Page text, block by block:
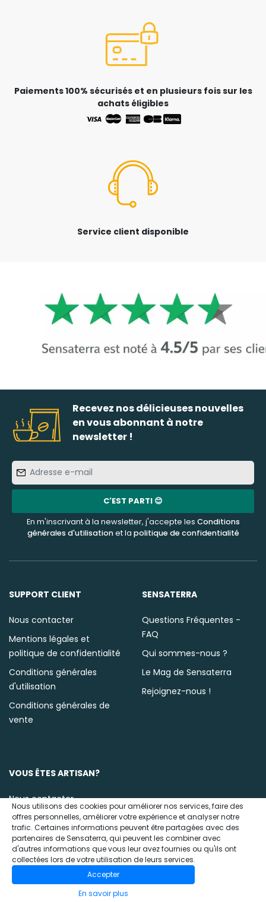
AJOUTER À MON PANIER DES DÉLICES
Paiements 100% sécurisés et en plusieurs fois sur les
achats éligibles
Service client disponible
Recevez nos délicieuses nouvelles
en vous abonnant à notre
newsletter !
e-
mail
C'EST PARTI 😊
En m'inscrivant à la newsletter, j'accepte les Conditions
générales d'utilisationet la politique de confidentialité
SUPPORT CLIENT
Nous contacter
Mentions légales et
politique de confidentialité
Conditions générales
d'utilisation
Conditions générales de
vente
SENSATERRA
Questions Fréquentes -
FAQ
Qui sommes-nous ?
Le Mag de Sensaterra
Rejoignez-nous !
VOUS ÊTES ARTISAN?
Nous contacter
© 2020 Sensaterra
Nous utilisons des cookies pour améliorer nos services, faire des
offres personnelles, améliorer votre expérience et analyser notre
trafic. Certaines informations peuvent être partagées avec des
partenaires de Sensaterra, qui peuvent les combiner avec
d'autres informations que vous leur avez fournies ou qu'ils ont
collectées lors de votre utilisation de leurs services.
Accepter
En savoir plus